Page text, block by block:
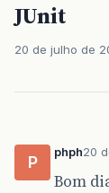
JUnit
20 de julho de
P
phph20
Bom